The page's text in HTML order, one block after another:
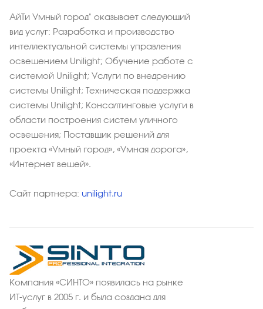
АйТи Умный город" оказывает следующий
вид услуг: Разработка и производство
интеллектуальной системы управления
освещением Unilight; Обучение работе с
системой Unilight; Услуги по внедрению
системы Unilight; Техническая поддержка
системы Unilight; Консалтинговые услуги в
области построения систем уличного
освещения; Поставщик решений для
проекта «Умный город», «Умная дорога»,
«Интернет вещей».
Сайт партнера: unilight.ru
Компания «СИНТО» появилась на рынке
ИТ-услуг в 2005 г. и была создана для